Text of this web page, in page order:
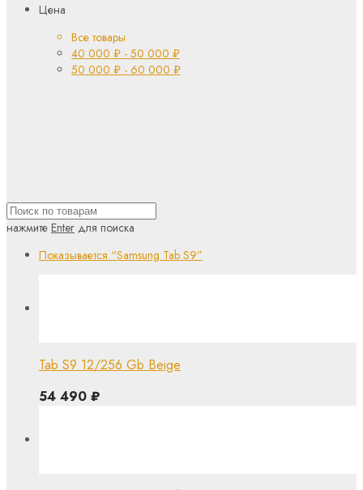
Цена
Все товары
40 000 ₽ - 50 000 ₽
50 000 ₽ - 60 000 ₽
нажмите Enter для поиска
Показывается “Samsung Tab S9”
Tab S9 12/256 Gb Beige
54 490 ₽